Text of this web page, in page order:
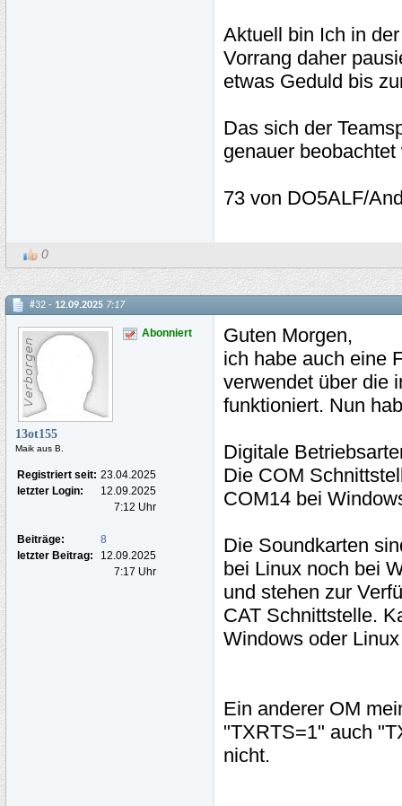
Aktuell bin Ich in
Vorrang daher
etwas Geduld bis
Das sich der
genauer
73 von DO5ALF/
0
#32 - 12.09.2025 7:17
Abonniert
13ot155
Maik aus B.
Registriert seit: 23.04.2025
letzter Login:
12.09.2025
7:12 Uhr
Beiträge:
8
letzter Beitrag:
12.09.2025
7:17 Uhr
Guten Morgen,
ich habe auch eine
verwendet über die
funktioniert. Nun
Digitale
Die COM
COM14 bei
Die Soundkarten
bei Linux noch bei
und stehen zur
CAT Schnittstelle.
Windows oder
Ein anderer OM
"TXRTS=1" auch
nicht.